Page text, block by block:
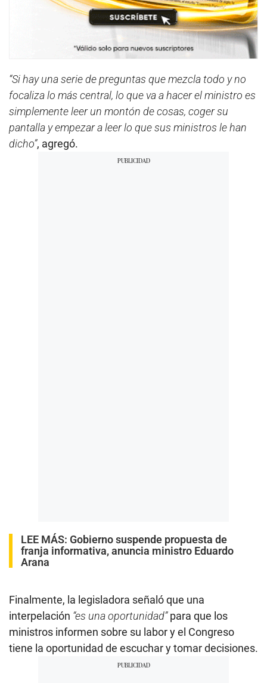
“Si hay una serie de preguntas que mezcla todo y no
focaliza lo más central, lo que va a hacer el ministro es
simplemente leer un montón de cosas, coger su
pantalla y empezar a leer lo que sus ministros le han
dicho”, agregó.
LEE MÁS: Gobierno suspende propuesta de
franja informativa, anuncia ministro Eduardo
Arana
Finalmente, la legisladora señaló que una
interpelación “es una oportunidad”para que los
ministros informen sobre su labor y el Congreso
tiene la oportunidad de escuchar y tomar decisiones.